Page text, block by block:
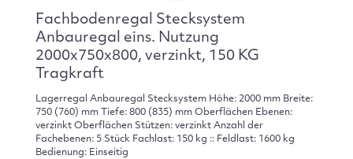
Fachbodenregal Stecksystem
Anbauregal eins. Nutzung
2000x750x800, verzinkt, 150 KG
Tragkraft
Lagerregal Anbauregal Stecksystem Höhe: 2000 mm Breite:
750 (760) mm Tiefe: 800 (835) mm Oberflächen Ebenen:
verzinkt Oberflächen Stützen: verzinkt Anzahl der
Fachebenen: 5 Stück Fachlast: 150 kg :: Feldlast: 1600 kg
Bedienung: Einseitig